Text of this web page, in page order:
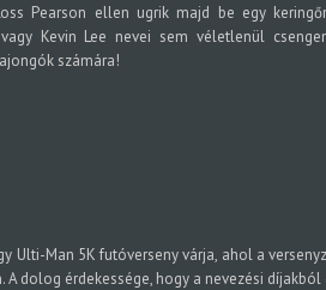
Pearson ellen ugrik majd be egy
Kevin Lee nevei sem véletlenül
számára!
Man 5K futóverseny várja, ahol a
dolog érdekessége, hogy a nevezési